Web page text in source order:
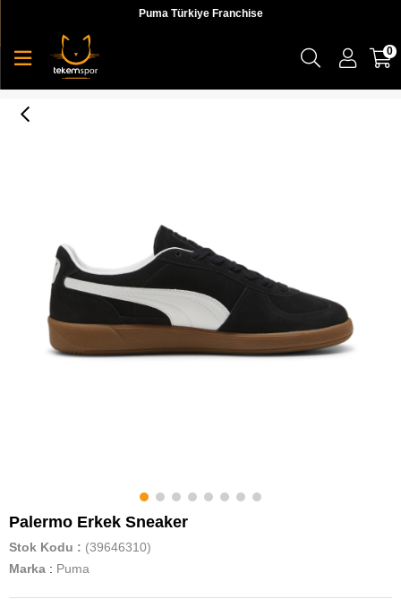
Puma Türkiye Franchise
0
Palermo Erkek Sneaker
Stok Kodu
(39646310)
Marka : Puma